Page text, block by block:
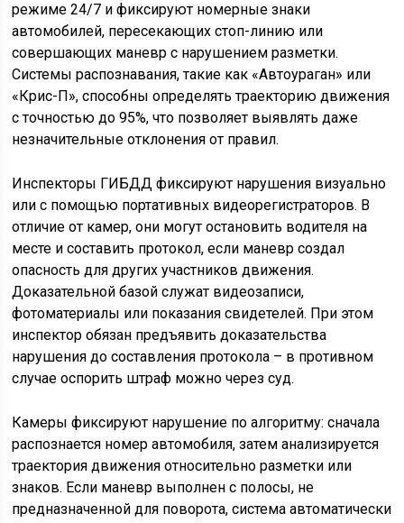
режиме 24/7 и фиксируют номерные знаки
автомобилей, пересекающих стоп-линию или
совершающих маневр с нарушением разметки.
Системы распознавания, такие как «Автоураган» или
«Крис-П», способны определять траекторию движения
с точностью до 95%, что позволяет выявлять даже
незначительные отклонения от правил.
Инспекторы ГИБДД фиксируют нарушения визуально
или с помощью портативных видеорегистраторов. В
отличие от камер, они могут остановить водителя на
месте и составить протокол, если маневр создал
опасность для других участников движения.
Доказательной базой служат видеозаписи,
фотоматериалы или показания свидетелей. При этом
инспектор обязан предъявить доказательства
нарушения до составления протокола – в противном
случае оспорить штраф можно через суд.
Камеры фиксируют нарушение по алгоритму: сначала
распознается номер автомобиля, затем анализируется
траектория движения относительно разметки или
знаков. Если маневр выполнен с полосы, не
предназначенной для поворота, система автоматически